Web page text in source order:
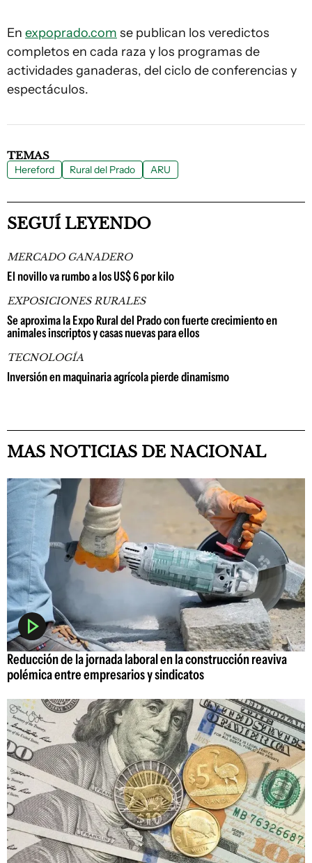
En expoprado.com se publican los veredictos
completos en cada raza y los programas de
actividades ganaderas, del ciclo de conferencias y
espectáculos.
TEMAS
Hereford Rural del Prado ARU
SEGUÍ LEYENDO
MERCADO GANADERO
El novillo va rumbo a los US$ 6 por kilo
EXPOSICIONES RURALES
Se aproxima la Expo Rural del Prado con fuerte crecimiento en
animales inscriptos y casas nuevas para ellos
TECNOLOGÍA
Inversión en maquinaria agrícola pierde dinamismo
MAS NOTICIAS DE NACIONAL
Reducción de la jornada laboral en la construcción reaviva
polémica entre empresarios y sindicatos